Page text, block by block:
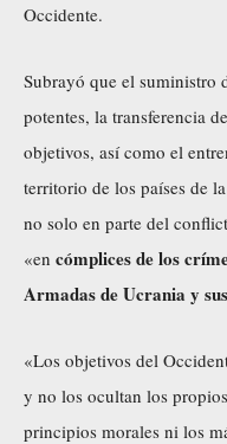
Occidente.
Subrayó que el suministro
potentes, la transferencia
objetivos, así como el
territorio de los países de
no solo en parte del
«en cómplices de los
Armadas de Ucrania y
«Los objetivos del
y no los ocultan los
principios morales ni los